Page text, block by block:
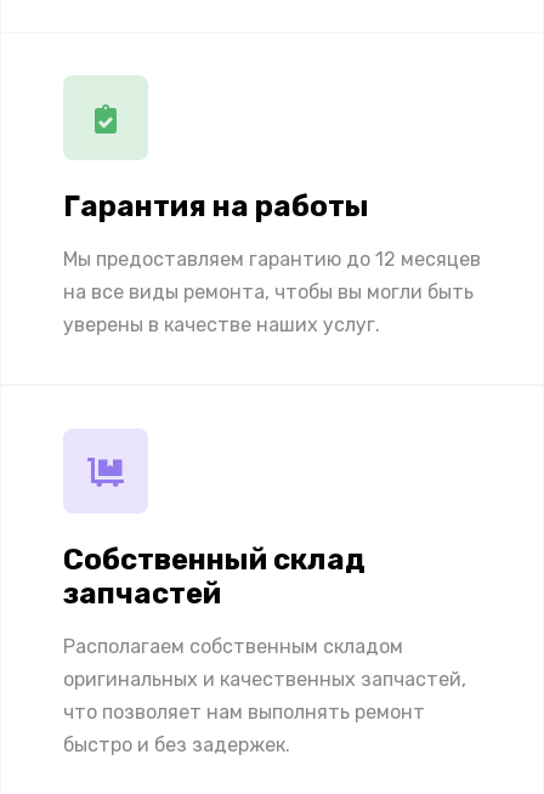
Гарантия на работы
Мы предоставляем гарантию до 12 месяцев
на все виды ремонта, чтобы вы могли быть
уверены в качестве наших услуг.
Собственный склад
запчастей
Располагаем собственным складом
оригинальных и качественных запчастей,
что позволяет нам выполнять ремонт
быстро и без задержек.